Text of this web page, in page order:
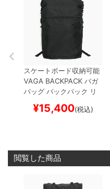
スケートボード収納可能
VAGA BACKPACK バガ
バッグ バックパック リ
スケートボード スケ
¥15,400(税込)
閲覧した商品